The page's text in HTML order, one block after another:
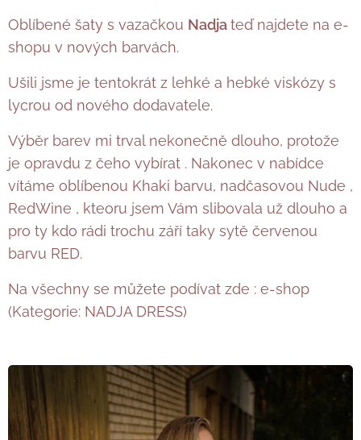
Oblíbené šaty s vazačkou Nadjateď najdete na e-
shopu v nových barvách.
Ušili jsme je tentokrát z lehké a hebké viskózy s
lycrou od nového dodavatele.
Výběr barev mi trval nekonečně dlouho, protože
je opravdu z čeho vybírat . Nakonec v nabídce
vítáme oblíbenou Khaki barvu, nadčasovou Nude ,
RedWine , kteoru jsem Vám slibovala už dlouho a
pro ty kdo rádi trochu září taky sytě červenou
barvu RED.
Na všechny se můžete podívat zde : e-shop
(Kategorie: NADJA DRESS)